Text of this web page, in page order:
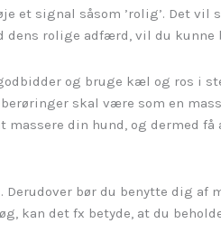
signal såsom ’rolig’. Det vil
rolige adfærd, vil du kunne
og bruge kæl og ros i
skal være som en
din hund, og dermed få
bør du benytte dig af
kan det fx betyde, at du